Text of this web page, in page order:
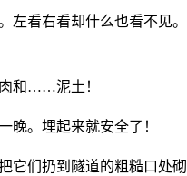
左看右看却什么也看不见
和……泥土！
晚。埋起来就安全了！
它们扔到隧道的粗糙口处